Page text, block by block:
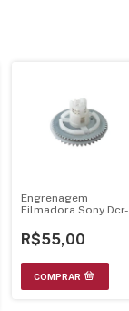
Engrenagem
Filmadora Sony Dcr-
R$55,00